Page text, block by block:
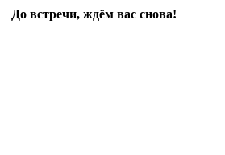
До встречи, ждём вас снова!